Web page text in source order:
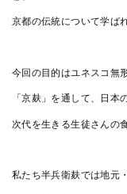
京都の伝統について学ば
今回の目的はユネスコ無
「京麸」を通して、日本
次代を生きる生徒さんの
私たち半兵衛麸では地元